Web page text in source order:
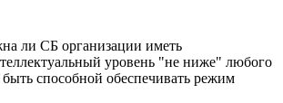
ли СБ организации иметь
уровень "не ниже" любого
способной обеспечивать режим